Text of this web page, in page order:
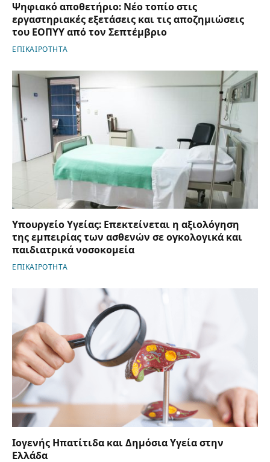
Ψηφιακό αποθετήριο: Νέο τοπίο στις
εργαστηριακές εξετάσεις και τις αποζημιώσεις
του ΕΟΠΥΥ από τον Σεπτέμβριο
ΕΠΙΚΑΙΡΟΤΗΤΑ
Υπουργείο Υγείας: Επεκτείνεται η αξιολόγηση
της εμπειρίας των ασθενών σε ογκολογικά και
παιδιατρικά νοσοκομεία
ΕΠΙΚΑΙΡΟΤΗΤΑ
Ιογενής Ηπατίτιδα και Δημόσια Υγεία στην
Ελλάδα